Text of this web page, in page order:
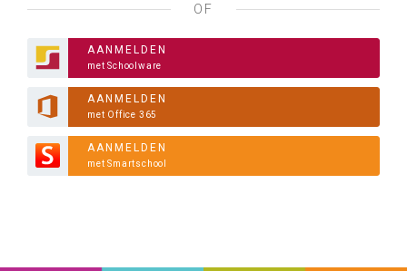
OF
AANMELDEN
met Schoolware
AANMELDEN
met Office 365
AANMELDEN
met Smartschool